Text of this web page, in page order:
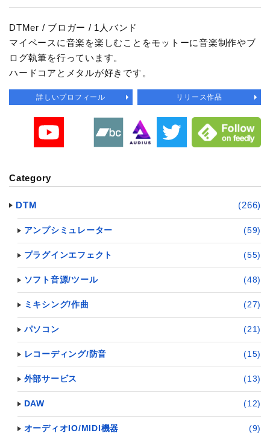
DTMer / ブロガー / 1人バンド
マイペースに音楽を楽しむことをモットーに音楽制作やブ
ログ執筆を行っています。
ハードコアとメタルが好きです。
詳しいプロフィール リリース作品
Category
DTM (266)
アンプシミュレーター (59)
プラグインエフェクト (55)
ソフト音源/ツール (48)
ミキシング/作曲 (27)
パソコン (21)
レコーディング/防音 (15)
外部サービス (13)
DAW (12)
オーディオIO/MIDI機器 (9)